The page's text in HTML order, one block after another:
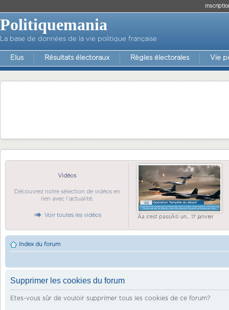
Politiquemania
La base de données de la vie politique française
Elus Résultats électoraux Règles électorales Vie
Vidéos
Découvrez notre sélection de vidéos en
lien avec l'actualité.
Voir toutes les vidéos Ãa s'est passÃ© un... 17 janvier
Index du forum
Supprimer les cookies du forum
Etes-vous sûr de vouloir supprimer tous les cookies de ce forum?